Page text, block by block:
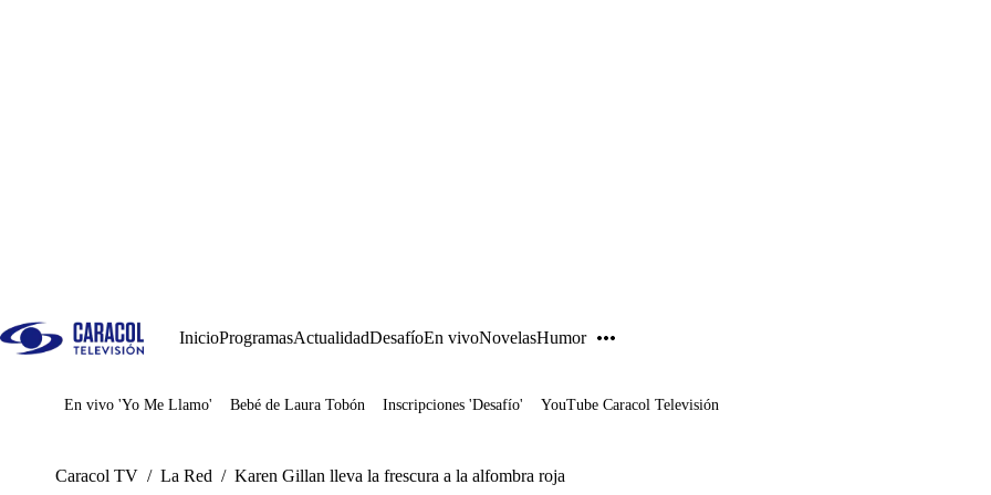
InicioProgramasActualidadDesafíoEn vivoNovelasHumor
Juegos
En vivo 'Yo Me Llamo' Bebé de Laura Tobón Inscripciones 'Desafío' YouTube Caracol Televisión
Caracol TV / La Red / Karen Gillan lleva la frescura a la alfombra roja